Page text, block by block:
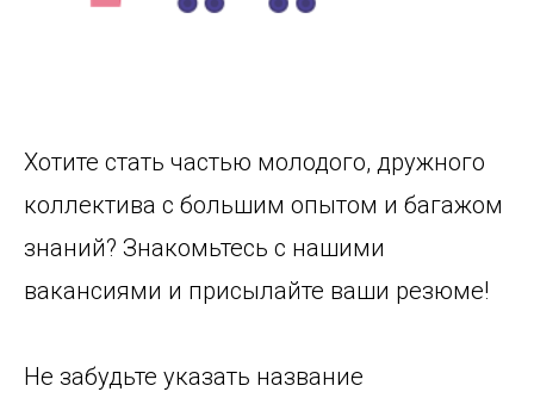
Хотите стать частью молодого, дружного
коллектива с большим опытом и багажом
знаний? Знакомьтесь с нашими
вакансиями и присылайте ваши резюме!
Не забудьте указать название